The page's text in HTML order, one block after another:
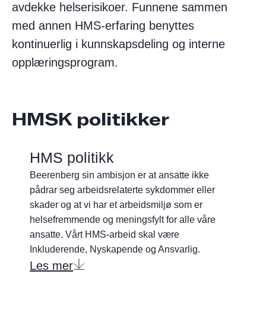
avdekke helserisikoer. Funnene sammen
med annen HMS-erfaring benyttes
kontinuerlig i kunnskapsdeling og interne
opplæringsprogram.​
HMSK politikker
HMS politikk
Beerenberg sin ambisjon er at ansatte ikke
pådrar seg arbeidsrelaterte sykdommer eller
skader og at vi har et arbeidsmiljø som er
helsefremmende og meningsfylt for alle våre
ansatte. Vårt HMS-arbeid skal være
Inkluderende, Nyskapende og Ansvarlig.
Les mer